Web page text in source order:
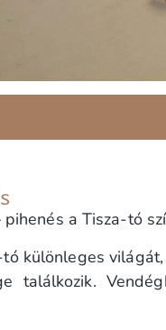
pihenés a Tisza-tó
különleges
találkozik.